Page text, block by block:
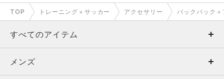
TOP トレーニング＋サッカー アクセサリー バックパック
すべてのアイテム
メンズ
メンズ